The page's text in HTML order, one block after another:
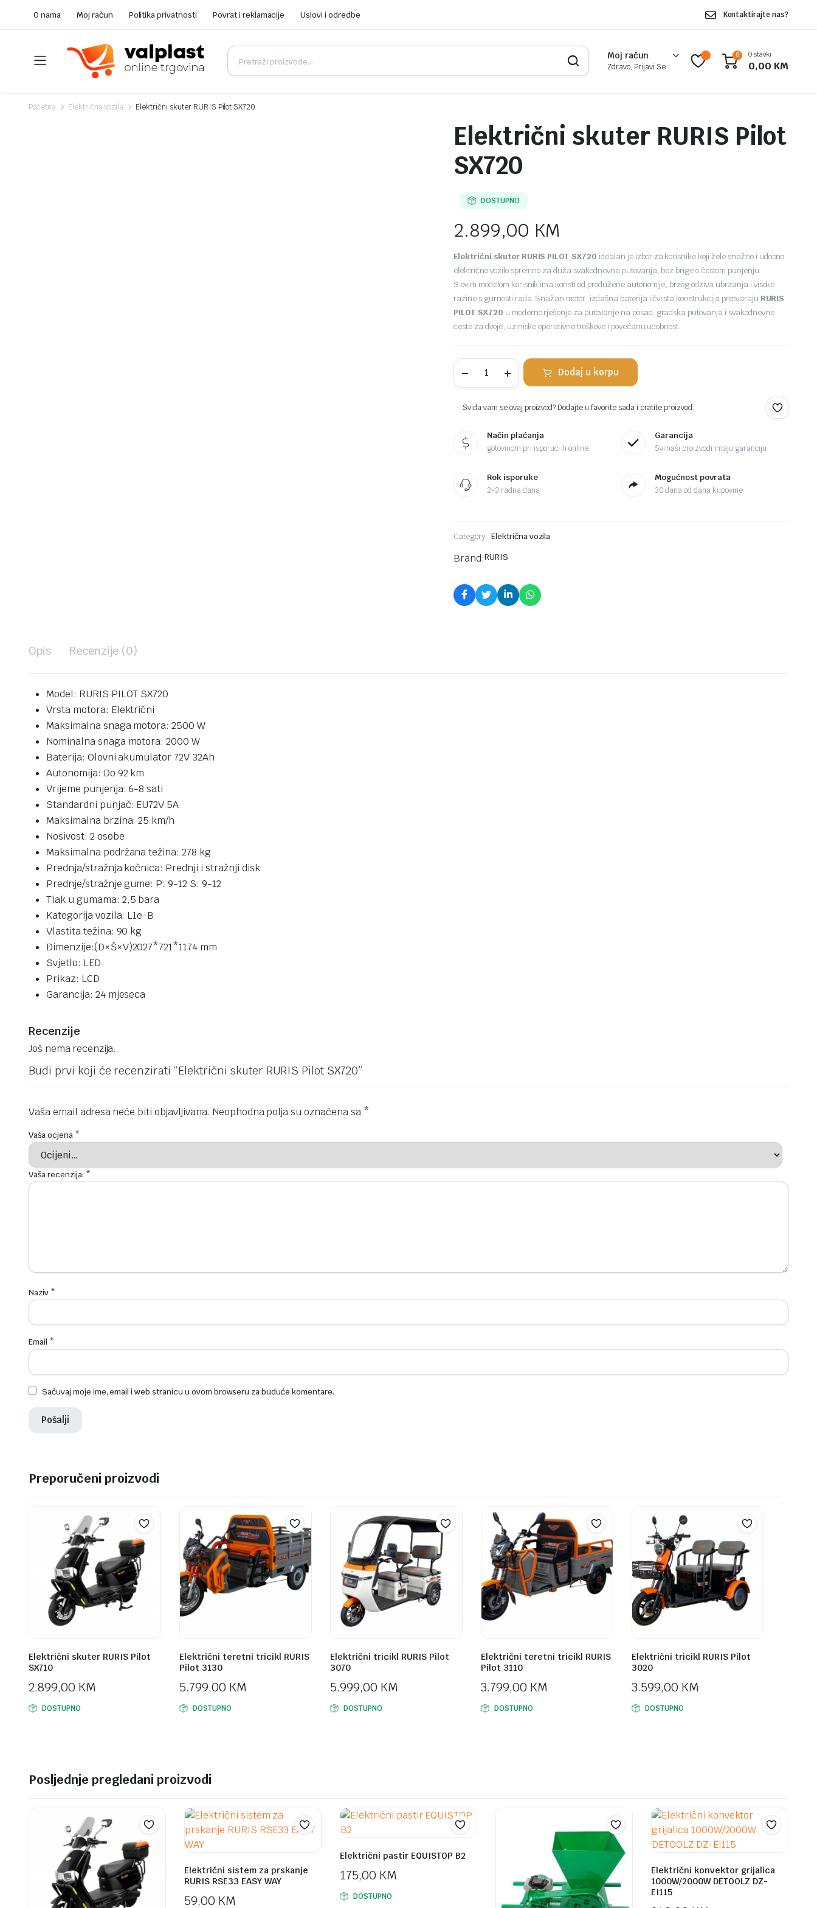
O nama Moj račun Politika privatnosti Povrat i reklamacije Uslovi i odredbe Kontaktirajte nas?
Moj račun
Zdravo, Prijavi Se
0 0 stavki
0,00 KM
Početna Električna vozila Električni skuter RURIS Pilot SX720
Električni skuter RURIS Pilot
SX720
DOSTUPNO
2.899,00 KM
Električni skuter RURIS PILOT SX720 idealan je izbor za korisnike koji žele snažno i udobno
električno vozilo spremno za duža svakodnevna putovanja, bez brige o čestom punjenju.
S ovim modelom korisnik ima koristi od produžene autonomije, brzog odziva ubrzanja i visoke
razine sigurnosti rada. Snažan motor, izdašna baterija i čvrsta konstrukcija pretvaraju RURIS
PILOT SX720 u moderno rješenje za putovanje na posao, gradska putovanja i svakodnevne
ceste za dvoje, uz niske operativne troškove i povećanu udobnost.
skuter
SX720
Dodaj u korpu
Sviđa vam se ovaj proizvod? Dodajte u favorite sada i pratite proizvod.
Način plaćanja
gotovinom pri isporuci ili online
Garancija
Svi naši proizvodi imaju garanciju
Rok isporuke
2-3 radna dana
Mogućnost povrata
30 dana od dana kupovine
Category: Električna vozila
Brand:RURIS
Opis Recenzije (0)
Model: RURIS PILOT SX720
Vrsta motora: Električni
Maksimalna snaga motora:2500 W
Nominalna snaga motora:2000 W
Baterija: Olovni akumulator 72V 32Ah
Autonomija: Do 92 km
Vrijeme punjenja:6-8 sati
Standardni punjač: EU72V 5A
Maksimalna brzina:25 km/h
Nosivost: 2 osobe
Maksimalna podržana težina:278 kg
Prednja/stražnja kočnica: Prednji i stražnji disk
Prednje/stražnje gume: P: 9-12 S: 9-12
Tlak u gumama: 2,5 bara
Kategorija vozila: L1e-B
Vlastita težina: 90 kg
Dimenzije:(D×Š×V)2027*721*1174 mm
Svjetlo: LED
Prikaz: LCD
Garancija: 24 mjeseca
Recenzije
Još nema recenzija.
Budi prvi koji će recenzirati “Električni skuter RURIS Pilot SX720”
Vaša email adresa neće biti objavljivana. Neophodna polja su označena sa *
Vaša ocjena *
Vaša recenzija: *
Naziv *
Email *
Sačuvaj moje ime, email i web stranicu u ovom browseru za buduće komentare.
Preporučeni proizvodi
Električni skuter RURIS Pilot
SX710
2.899,00 KM
DOSTUPNO
Električni teretni tricikl RURIS
Pilot 3130
5.799,00 KM
DOSTUPNO
Električni tricikl RURIS Pilot
3070
5.999,00 KM
DOSTUPNO
Električni teretni tricikl RURIS
Pilot 3110
3.799,00 KM
DOSTUPNO
Električni tricikl RURIS Pilot
3020
3.599,00 KM
DOSTUPNO
Posljednje pregledani proizvodi
Električni sistem za prskanje
RURIS RSE33 EASY WAY
59,00 KM
Električni pastir EQUISTOP B2
175,00 KM
DOSTUPNO
Električni konvektor grijalica
1000W/2000W DETOOLZ DZ-
EI115